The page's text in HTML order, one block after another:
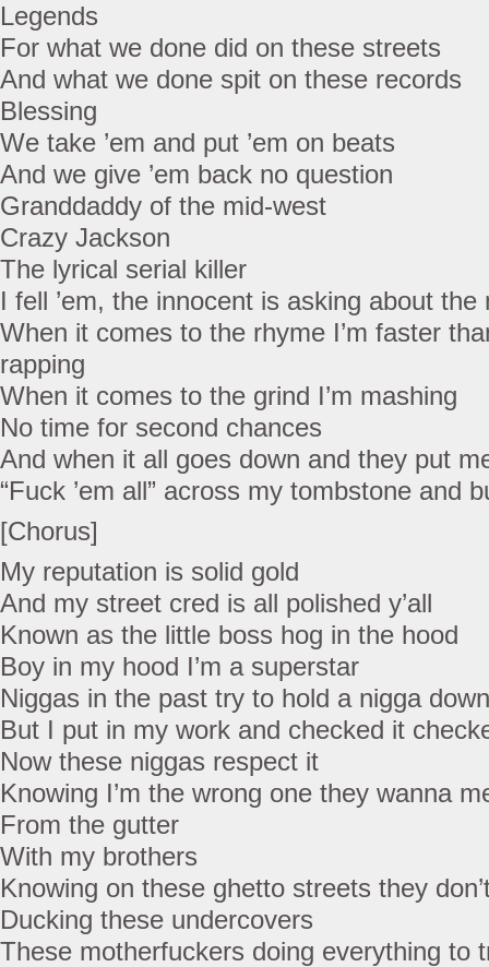
Legends
For what we done did on these streets
And what we done spit on these records
Blessing
We take ’em and put ’em on beats
And we give ’em back no question
Granddaddy of the mid-west
Crazy Jackson
The lyrical serial killer
I fell ’em, the innocent is asking about
When it comes to the rhyme I’m faster
rapping
When it comes to the grind I’m mashing
No time for second chances
And when it all goes down and they put
“Fuck ’em all” across my tombstone and
[Chorus]
My reputation is solid gold
And my street cred is all polished y’all
Known as the little boss hog in the hood
Boy in my hood I’m a superstar
Niggas in the past try to hold a nigga down
But I put in my work and checked it
Now these niggas respect it
Knowing I’m the wrong one they wanna
From the gutter
With my brothers
Knowing on these ghetto streets they
Ducking these undercovers
These motherfuckers doing everything to